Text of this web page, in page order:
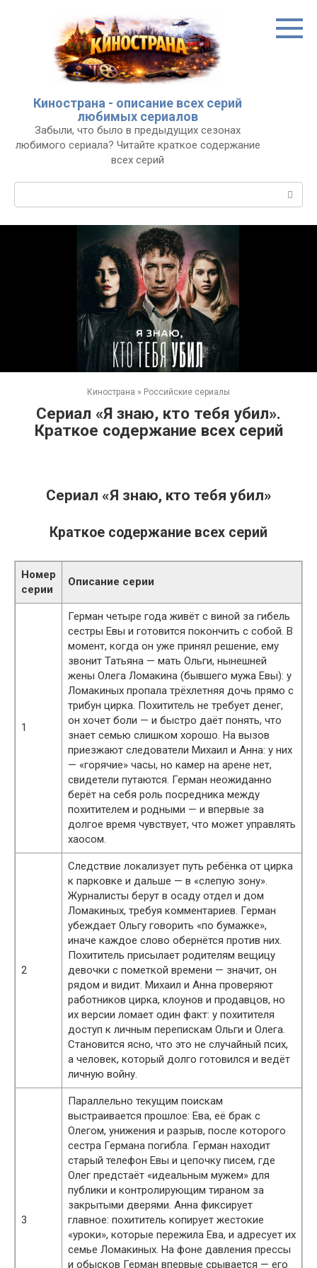
Кинострана - описание всех серий
любимых сериалов
Забыли, что было в предыдущих сезонах
любимого сериала? Читайте краткое содержание
всех серий
Кинострана » Российские сериалы
Сериал «Я знаю, кто тебя убил».
Краткое содержание всех серий
Сериал «Я знаю, кто тебя убил»
Краткое содержание всех серий
Номер
серии
Описание серии
1
Герман четыре года живёт с виной за гибель
сестры Евы и готовится покончить с собой. В
момент, когда он уже принял решение, ему
звонит Татьяна — мать Ольги, нынешней
жены Олега Ломакина (бывшего мужа Евы): у
Ломакиных пропала трёхлетняя дочь прямо с
трибун цирка. Похититель не требует денег,
он хочет боли — и быстро даёт понять, что
знает семью слишком хорошо. На вызов
приезжают следователи Михаил и Анна: у них
— «горячие» часы, но камер на арене нет,
свидетели путаются. Герман неожиданно
берёт на себя роль посредника между
похитителем и родными — и впервые за
долгое время чувствует, что может управлять
хаосом.
2
Следствие локализует путь ребёнка от цирка
к парковке и дальше — в «слепую зону».
Журналисты берут в осаду отдел и дом
Ломакиных, требуя комментариев. Герман
убеждает Ольгу говорить «по бумажке»,
иначе каждое слово обернётся против них.
Похититель присылает родителям вещицу
девочки с пометкой времени — значит, он
рядом и видит. Михаил и Анна проверяют
работников цирка, клоунов и продавцов, но
их версии ломает один факт: у похитителя
доступ к личным перепискам Ольги и Олега.
Становится ясно, что это не случайный псих,
а человек, который долго готовился и ведёт
личную войну.
3
Параллельно текущим поискам
выстраивается прошлое: Ева, её брак с
Олегом, унижения и разрыв, после которого
сестра Германа погибла. Герман находит
старый телефон Евы и цепочку писем, где
Олег предстаёт «идеальным мужем» для
публики и контролирующим тираном за
закрытыми дверями. Анна фиксирует
главное: похититель копирует жестокие
«уроки», которые пережила Ева, и адресует их
семье Ломакиных. На фоне давления прессы
и обысков Герман впервые срывается — его